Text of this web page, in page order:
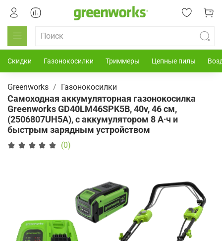
Скидки Газонокосилки Триммеры Цепные пилы
Greenworks Газонокосилки
Cамоходная аккумуляторная газонокосилка
Greenworks GD40LM46SPK5B, 40v, 46 см,
(2506807UH5A), с аккумулятором 8 А·ч и
быстрым зарядным устройством
(0)